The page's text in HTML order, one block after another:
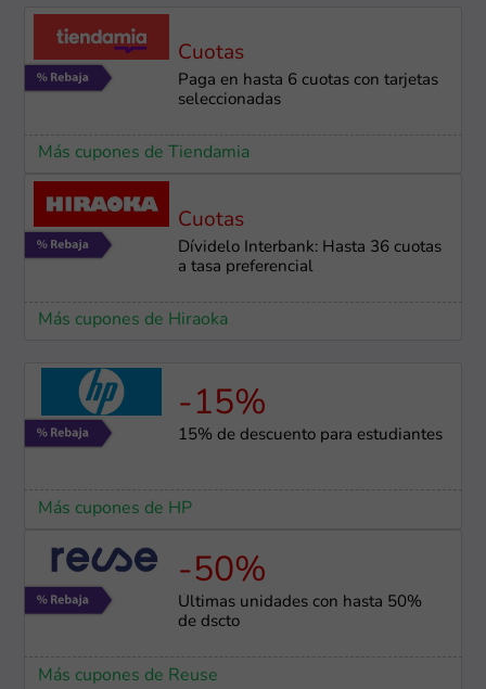
Cuotas
Paga en hasta 6 cuotas con tarjetas
seleccionadas
Más cupones de Tiendamia
Cuotas
Dívidelo Interbank: Hasta 36 cuotas
a tasa preferencial
Más cupones de Hiraoka
-15%
15% de descuento para estudiantes
Más cupones de HP
-50%
Últimas unidades con hasta 50%
de dscto
Más cupones de Reuse